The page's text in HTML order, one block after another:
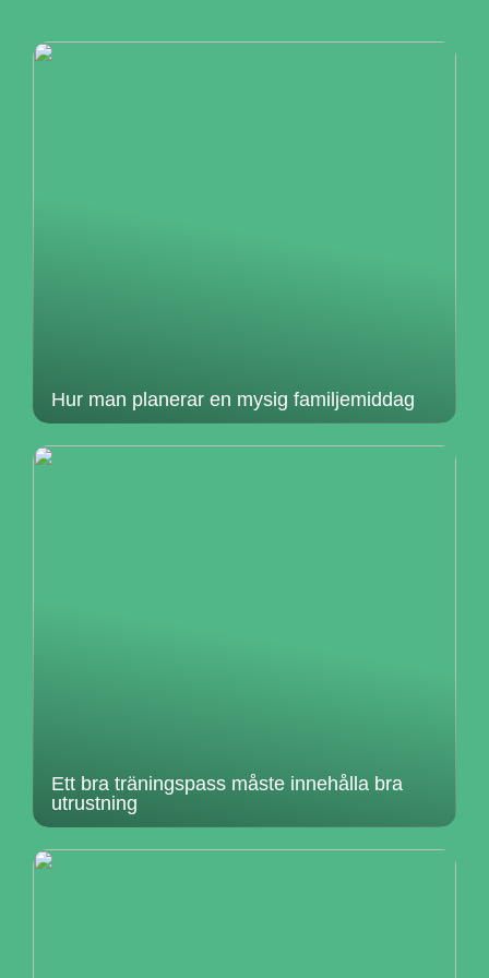
Hur man planerar en mysig familjemiddag
Ett bra träningspass måste innehålla bra
utrustning